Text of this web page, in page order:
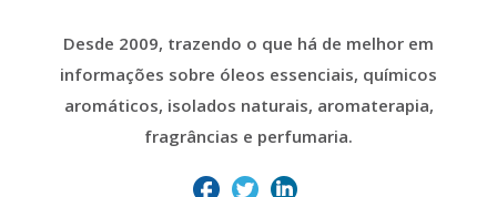
Desde 2009, trazendo o que há de melhor em
informações sobre óleos essenciais, químicos
aromáticos, isolados naturais, aromaterapia,
fragrâncias e perfumaria.